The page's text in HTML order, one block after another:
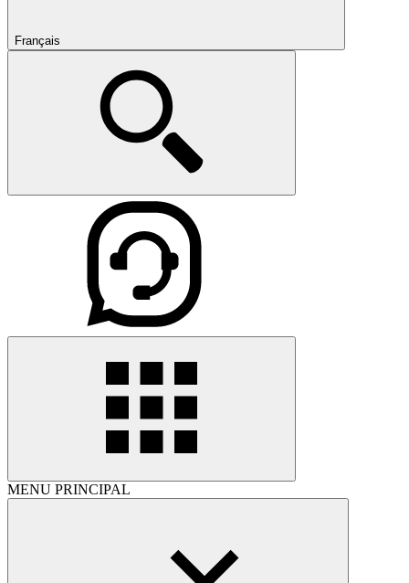
Français
MENU PRINCIPAL